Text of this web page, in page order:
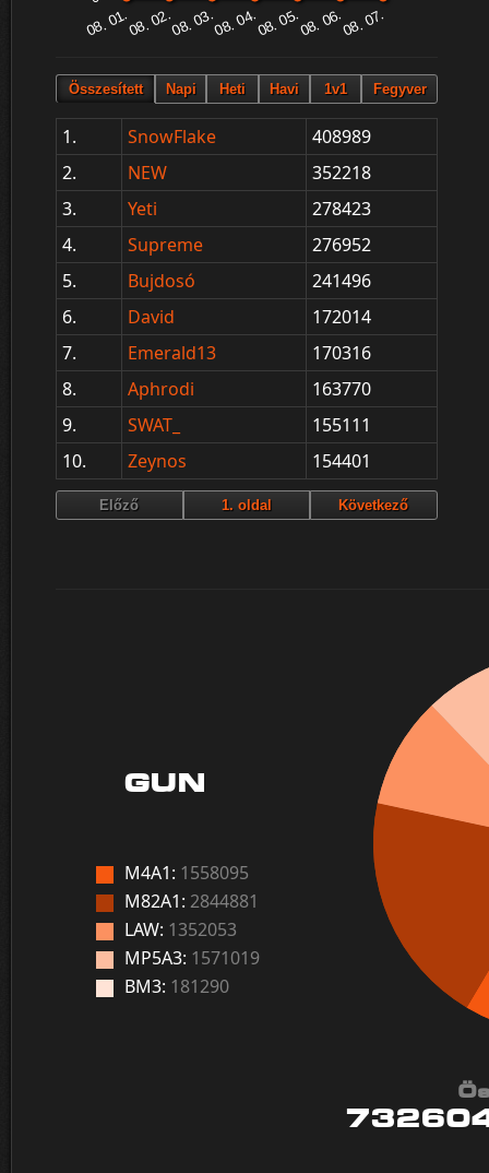
1. SnowFlake
408989
2.
NEW
352218
3.
Yeti
278423
4.
Supreme
276952
5.
Bujdosó
241496
6.
David
172014
7.
Emerald13
170316
8.
Aphrodi
163770
9.
SWAT_
155111
10.
Zeynos 154401
GUN
M4A1: 1558095
M82A1: 2844881
LAW: 1352053
MP5A3: 1571019
BM3: 181290